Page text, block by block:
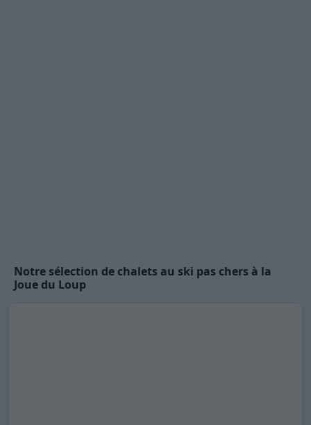
Notre sélection de chalets au ski pas chers à la
Joue du Loup